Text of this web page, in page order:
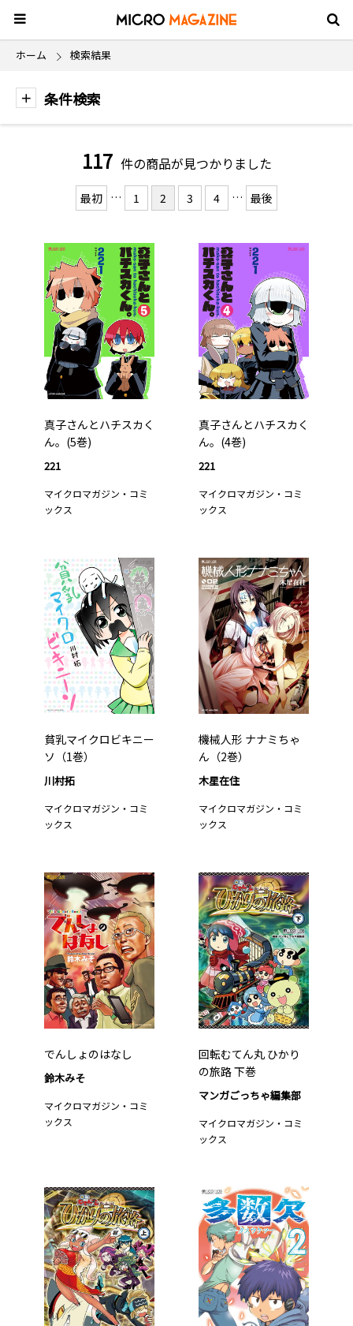
ホーム 検索結果
条件検索
117 件の商品が見つかりました
最初 … 1 2 3 4 … 最後
真子さんとハチスカく
ん。(5巻)
221
マイクロマガジン・コミ
ックス
真子さんとハチスカく
ん。(4巻)
221
マイクロマガジン・コミ
ックス
貧乳マイクロビキニー
ソ（1巻）
川村拓
マイクロマガジン・コミ
ックス
機械人形 ナナミちゃ
ん（2巻）
木星在住
マイクロマガジン・コミ
ックス
でんしょのはなし
鈴木みそ
マイクロマガジン・コミ
ックス
回転むてん丸 ひかり
の旅路 下巻
マンガごっちゃ編集部
マイクロマガジン・コミ
ックス